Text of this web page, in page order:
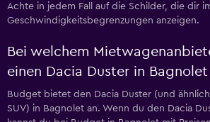
Achte in jedem Fall auf die Schilder, die dir
Geschwindigkeitsbegrenzungen anzeigen.
Bei welchem
einen Dacia Duster in
Budget bietet den Dacia Duster (und
SUV) in Bagnolet an. Wenn du den Dacia